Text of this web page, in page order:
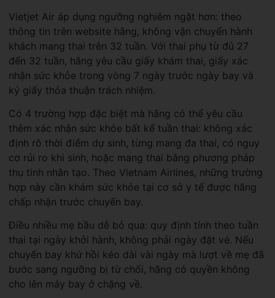
Vietjet Air áp dụng ngưỡng nghiêm ngặt hơn: theo
thông tin trên website hãng, không vận chuyển hành
khách mang thai trên 32 tuần. Với thai phụ từ đủ 27
đến 32 tuần, hãng yêu cầu giấy khám thai, giấy xác
nhận sức khỏe trong vòng 7 ngày trước ngày bay và
ký giấy thỏa thuận trách nhiệm.
Có 4 trường hợp đặc biệt mà hãng có thể yêu cầu
thêm xác nhận sức khỏe bất kể tuần thai: không xác
định rõ thời điểm dự sinh, từng mang đa thai, có nguy
cơ rủi ro khi sinh, hoặc mang thai bằng phương pháp
thụ tinh nhân tạo. Theo Vietnam Airlines, những trường
hợp này cần khám sức khỏe tại cơ sở y tế được hãng
chấp nhận trước chuyến bay.
Điều nhiều mẹ bầu dễ bỏ qua: quy định tính theo tuần
thai tại ngày khởi hành, không phải ngày đặt vé. Nếu
chuyến bay khứ hồi kéo dài vài ngày mà lượt về mẹ đã
bước sang ngưỡng bị từ chối, hãng có quyền không
cho lên máy bay ở chặng về.